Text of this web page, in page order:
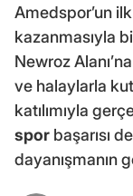
Amedspor’un
kazanmasıyla
Newroz
ve halaylarla
katılımıyla
spor başarısı
dayanışmanın